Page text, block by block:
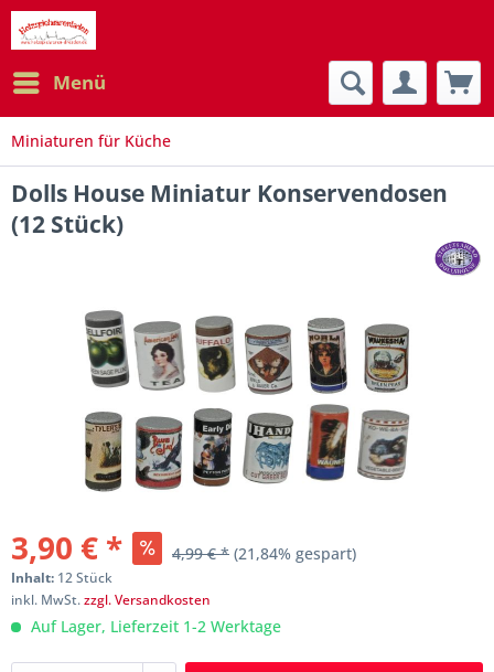
Menü
Miniaturen für Küche
Dolls House Miniatur Konservendosen
(12 Stück)
3,90 € * 4,99 € * (21,84% gespart)
Inhalt: 12 Stück
inkl. MwSt.zzgl. Versandkosten
Auf Lager, Lieferzeit 1-2 Werktage